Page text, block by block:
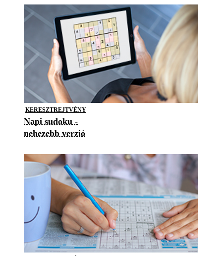
KERESZTREJTVÉNY
Napi sudoku -
nehezebb verzió